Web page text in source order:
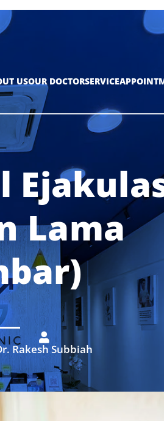
USOUR DOCTORSERVICE
Lama

Rakesh Subbiah